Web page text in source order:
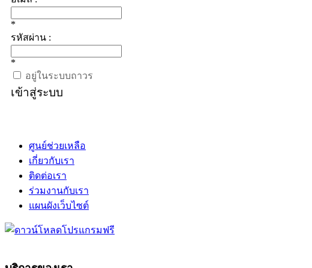
*
รหัสผ่าน :
*
อยู่ในระบบถาวร
เข้าสู่ระบบ
ศูนย์ช่วยเหลือ
เกี่ยวกับเรา
ติดต่อเรา
ร่วมงานกับเรา
แผนผังเว็บไซต์